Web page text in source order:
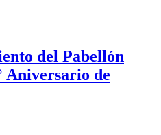
del Pabellón
Aniversario de